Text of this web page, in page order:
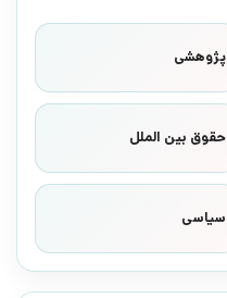
پژوهشی
حقوق بین الملل
سیاسی